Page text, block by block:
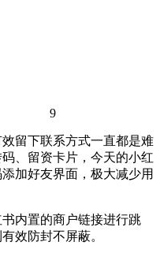
9
留下联系方式一直都是难
、留资卡片，今天的小红
加好友界面，极大减少用
内置的商户链接进行跳
效防封不屏蔽。